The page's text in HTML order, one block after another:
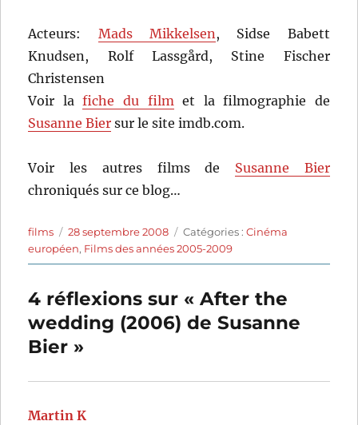
Acteurs: Mads Mikkelsen, Sidse Babett
Knudsen, Rolf Lassgård, Stine Fischer
Christensen
Voir lafiche du filmet la filmographie de
Susanne Bier sur le site imdb.com.
Voir les autres films de Susanne Bier
chroniqués sur ce blog…
Auteur
films
Publié
le
28 septembre 2008 Catégories
Catégories :Cinéma
européen, Films des années 2005-2009
4 réflexions sur « After the
wedding (2006) de Susanne
Bier »
Martin K